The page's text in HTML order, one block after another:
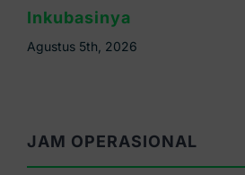
Tangan, Ini Cirinya
Agustus 4th, 2026
JAM OPERASIONAL